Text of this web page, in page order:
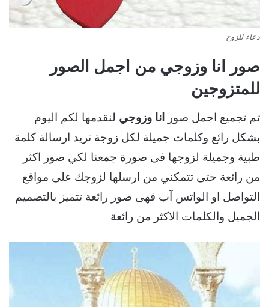
دعاء للزوج
صور انا وزوجي من اجمل الصور
للمتزوجين
تم تجميع اجمل صور انا وزوجي لنقدمها لكم اليوم
بشكل رائع وكلمات جميلة لكل زوجة تريد ارسالة كلمة
طبية وجميلة لزوجها فى صورة جمعنا لكي صور اكثر
من رائعة حتى تتمكني من ارسلها لزوجك على مواقع
التواصل او الواتس آب فهى صور رائعة تتميز بالتصميم
الجميل والكلمات الاكثر من رائعة